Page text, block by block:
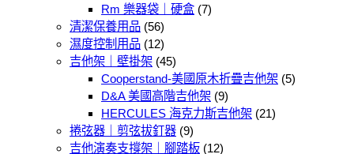
Rm 樂器袋｜硬盒 (7)
清潔保養用品 (56)
濕度控制用品 (12)
吉他架｜壁掛架 (45)
Cooperstand-美國原木折疊吉他架 (5)
D&A 美國高階吉他架 (9)
HERCULES 海克力斯吉他架 (21)
捲弦器｜剪弦拔釘器 (9)
吉他演奏支撐架｜腳踏板 (12)